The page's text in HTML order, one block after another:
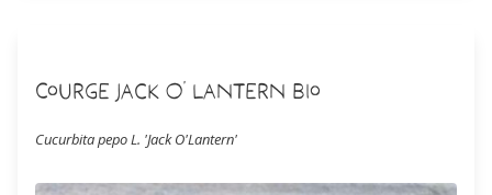
Courge Jack O’ Lantern Bio
Cucurbita pepo L. 'Jack O'Lantern'